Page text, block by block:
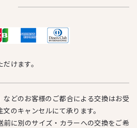
けます。
などのお客様のご都合による交換はお受
のキャンセルにて承ります。
前に別のサイズ・カラーへの交換をご希